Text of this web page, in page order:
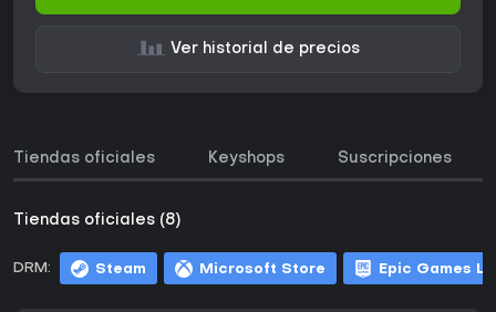
Ver historial de precios
Tiendas oficiales Keyshops Suscripciones
Tiendas oficiales (8)
DRM: Steam Microsoft Store Epic Games